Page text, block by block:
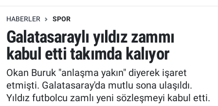
HABERLER SPOR
Galatasaraylı yıldız zammı
kabul etti takımda kalıyor
Okan Buruk "anlaşma yakın" diyerek işaret
etmişti. Galatasaray'da mutlu sona ulaşıldı.
Yıldız futbolcu zamlı yeni sözleşmeyi kabul etti.
Erişim Bilgileri
Ekonomi
Trend
Erişim Bilgileri
Spor
Ekonomi
Erişim Bilgileri
Tüm Manşetler
Son Dakika Haberleri